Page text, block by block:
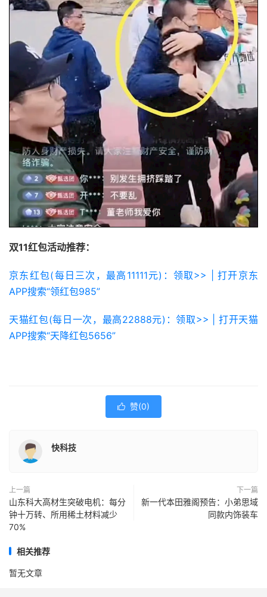
双11红包活动推荐：
京东红包(每日三次，最高11111元)：领取>> | 打开京东
APP搜索“领红包985”
天猫红包(每日一次，最高22888元)：领取>> | 打开天猫
APP搜索“天降红包5656”
 赞(0)
快科技
上一篇
山东科大高材生突破电机：每分
钟十万转、所用稀土材料减少
70%
下一篇
新一代本田雅阁预告：小弟思域
同款内饰装车
相关推荐
暂无文章